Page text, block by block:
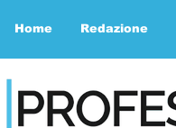
Home Redazione